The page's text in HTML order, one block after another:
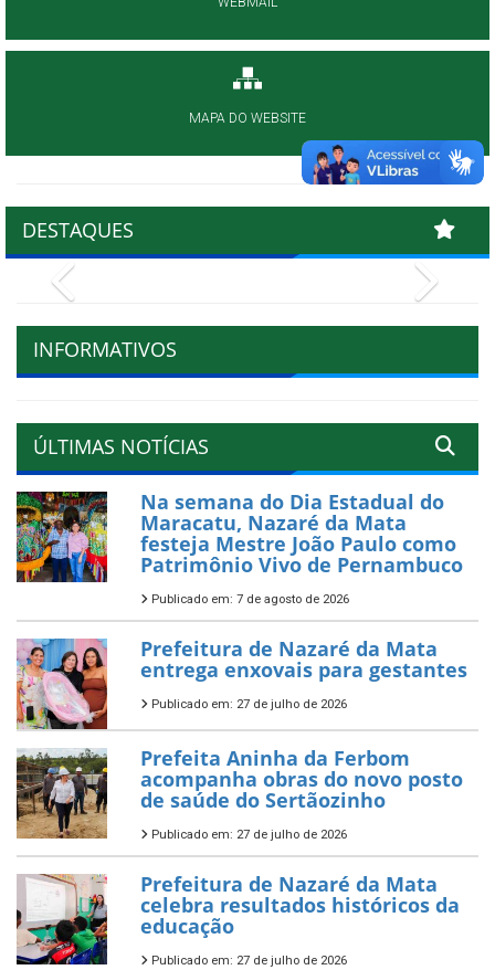
MAPA DO WEBSITE
DESTAQUES
INFORMATIVOS
ÚLTIMAS NOTÍCIAS
Na semana do Dia Estadual do
Maracatu, Nazaré da Mata
festeja Mestre João Paulo como
Patrimônio Vivo de Pernambuco
Publicado em: 7 de agosto de 2026
Prefeitura de Nazaré da Mata
entrega enxovais para gestantes
Publicado em: 27 de julho de 2026
Prefeita Aninha da Ferbom
acompanha obras do novo posto
de saúde do Sertãozinho
Publicado em: 27 de julho de 2026
Prefeitura de Nazaré da Mata
celebra resultados históricos da
educação
Publicado em: 27 de julho de 2026